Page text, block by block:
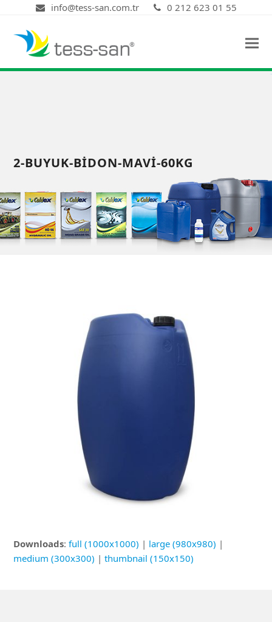
info@tess-san.com.tr 0 212 623 01 55
2-BUYUK-BIDON-MAVI-60KG
Downloads:full (1000x1000) | large (980x980) |
medium (300x300) |thumbnail (150x150)